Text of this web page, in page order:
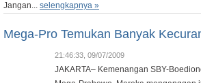
Jangan... selengkapnya »
Mega-Pro Temukan Banyak
21:46:33, 09/07/2009
JAKARTA– Kemenangan SBY-